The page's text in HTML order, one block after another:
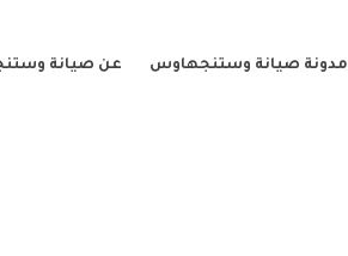
مدونة صيانة وستنجهاوس عن صيانة